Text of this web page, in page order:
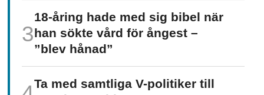
18-åring hade med sig bibel när
han sökte vård för ångest –
”blev hånad”
Ta med samtliga V-politiker till